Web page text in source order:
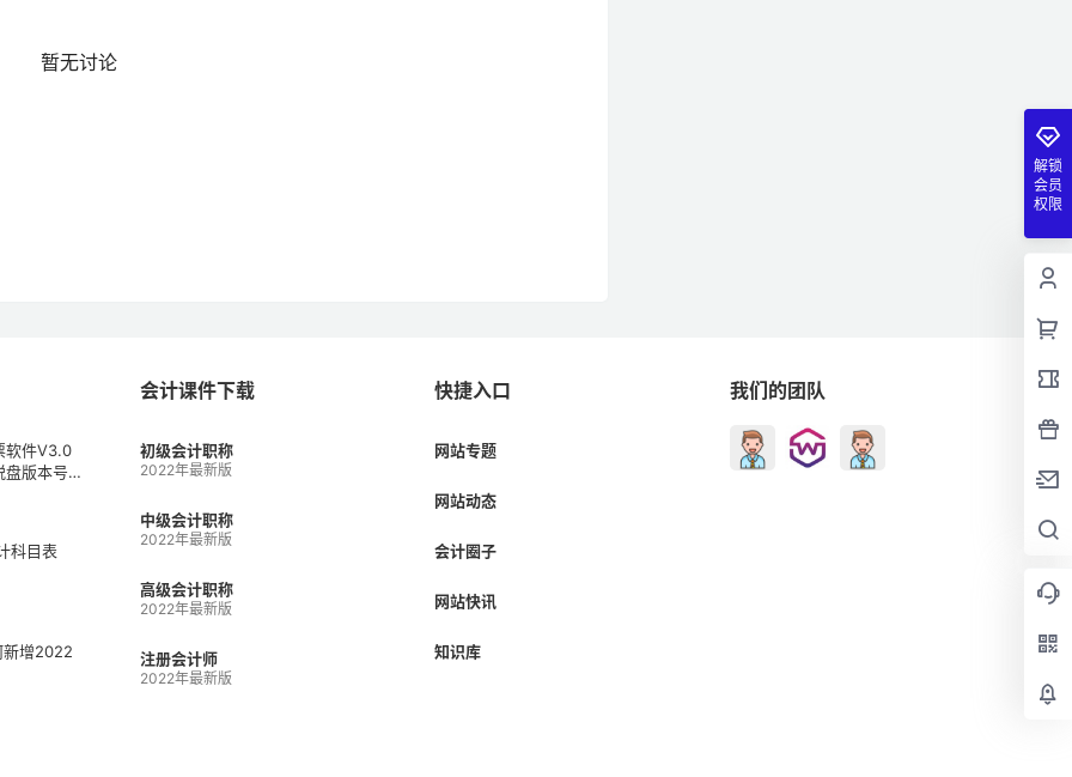
暂无讨论
解锁
会员
权限
软件V3.0
盘版本号V
科目表
增2022
会计课件下载
初级会计职称
2022年最新版
中级会计职称
2022年最新版
高级会计职称
2022年最新版
注册会计师
2022年最新版
快捷入口
网站专题
网站动态
会计圈子
网站快讯
知识库
我们的团队